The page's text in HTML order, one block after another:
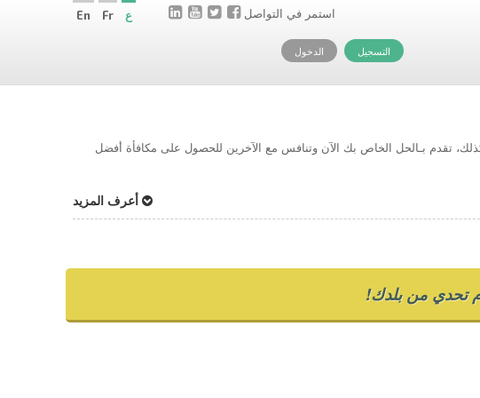
استمر في التواصل En Fr ع
التسجيل الدخول
تقدم بـالحل الخاص بك الآن وتنافس مع الآخرين للحصول على مكافأة أفضل
أعرف المزيد
تحدي من بلدك!